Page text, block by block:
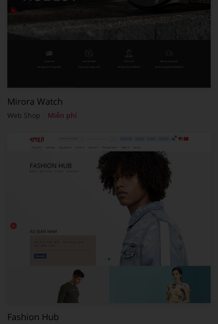
Mirora Watch
Web Shop Miễn phí
Fashion Hub